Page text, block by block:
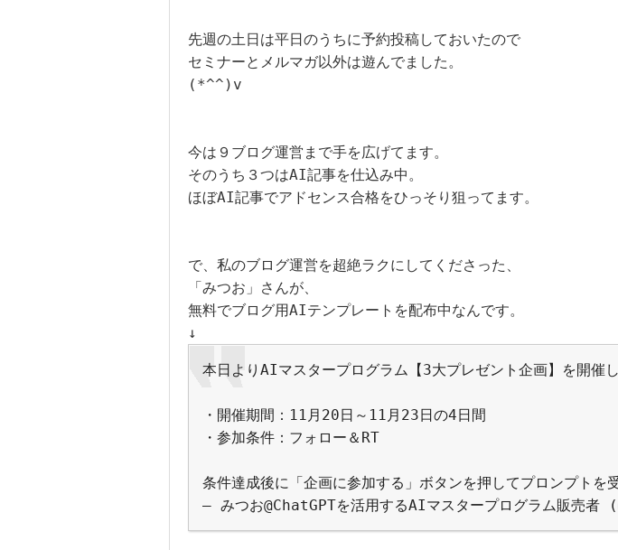
先週の土日は平日のうちに予約投稿しておいたので
セミナーとメルマガ以外は遊んでました。
(*^^)v
今は９ブログ運営まで手を広げてます。
そのうち３つはAI記事を仕込み中。
ほぼAI記事でアドセンス合格をひっそり狙ってます。
で、私のブログ運営を超絶ラクにしてくださった、
「みつお」さんが、
無料でブログ用AIテンプレートを配布中なんです。
本日よりAIマスタープログラム【3大プレゼント企画】を開催し
・開催期間：11月20日～11月23日の4日間
・参加条件：フォロー＆RT
条件達成後に「企画に参加する」ボタンを押してプロンプトを
— みつお@ChatGPTを活用するAIマスタープログラム販